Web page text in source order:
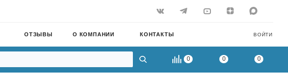
ВОЙТИ
ОТЗЫВЫ О КОМПАНИИ КОНТАКТЫ
0 0 0